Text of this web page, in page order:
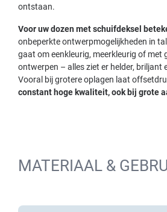
ontstaan.
Voor uw dozen met schuifdeksel
onbeperkte ontwerpmogelijkheden in
gaat om eenkleurig, meerkleurig of met
ontwerpen – alles ziet er helder, briljant
Vooral bij grotere oplagen laat
constant hoge kwaliteit, ook bij grote
MATERIAAL &